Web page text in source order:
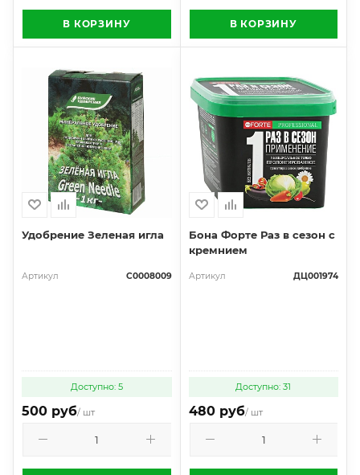
В КОРЗИНУ В КОРЗИНУ
Удобрение Зеленая игла
Артикул С0008009
Доступно: 5
500 руб/ шт
Бона Форте Раз в сезон с
кремнием
Артикул ДЦ001974
Доступно: 31
480 руб/ шт